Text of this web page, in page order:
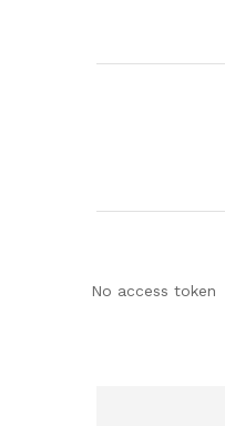
No access token